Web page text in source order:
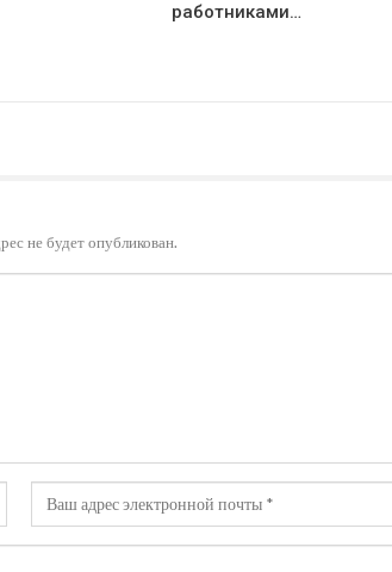
работниками…
не будет опубликован.